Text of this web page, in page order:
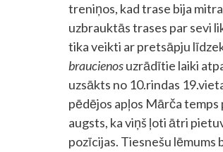
treniņos, kad trase bija
uzbrauktās trases par sevi
tika veikti ar pretsāpju
braucienosuzrādītie laiki
uzsākts no 10.rindas
pēdējos apļos Mārča
augsts, ka viņš ļoti ātri
pozīcijas. Tiesnešu